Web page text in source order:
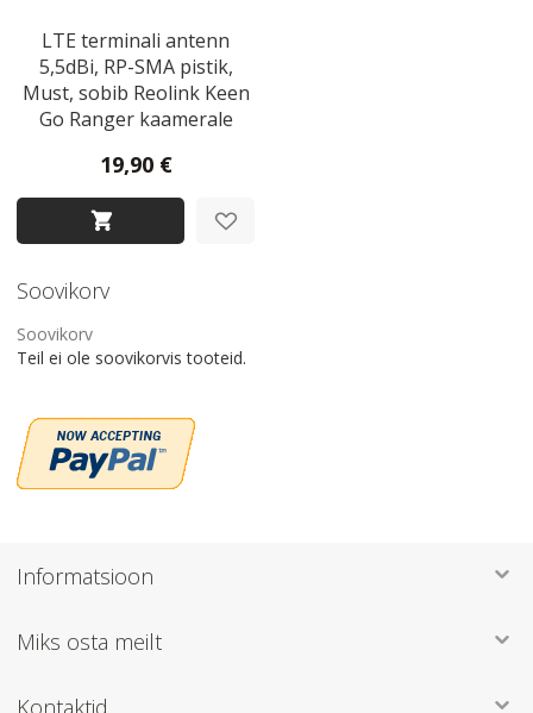
LTE terminali antenn
5,5dBi, RP-SMA pistik,
Must, sobib Reolink Keen
Go Ranger kaamerale
19,90 €
Soovikorv
Soovikorv
Teil ei ole soovikorvis tooteid.
Informatsioon
Miks osta meilt
Kontaktid